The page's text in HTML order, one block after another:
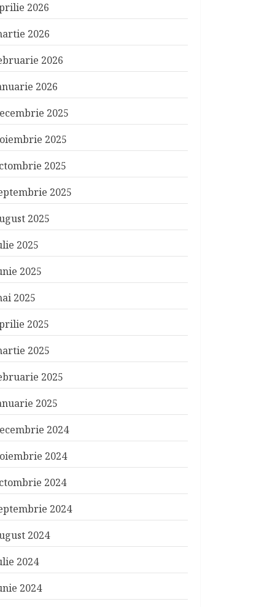
2026
2026
2026
2026
2025
2025
2025
2025
2025
2025
2025
2025
2025
2025
2025
2025
2024
2024
2024
2024
2024
2024
2024